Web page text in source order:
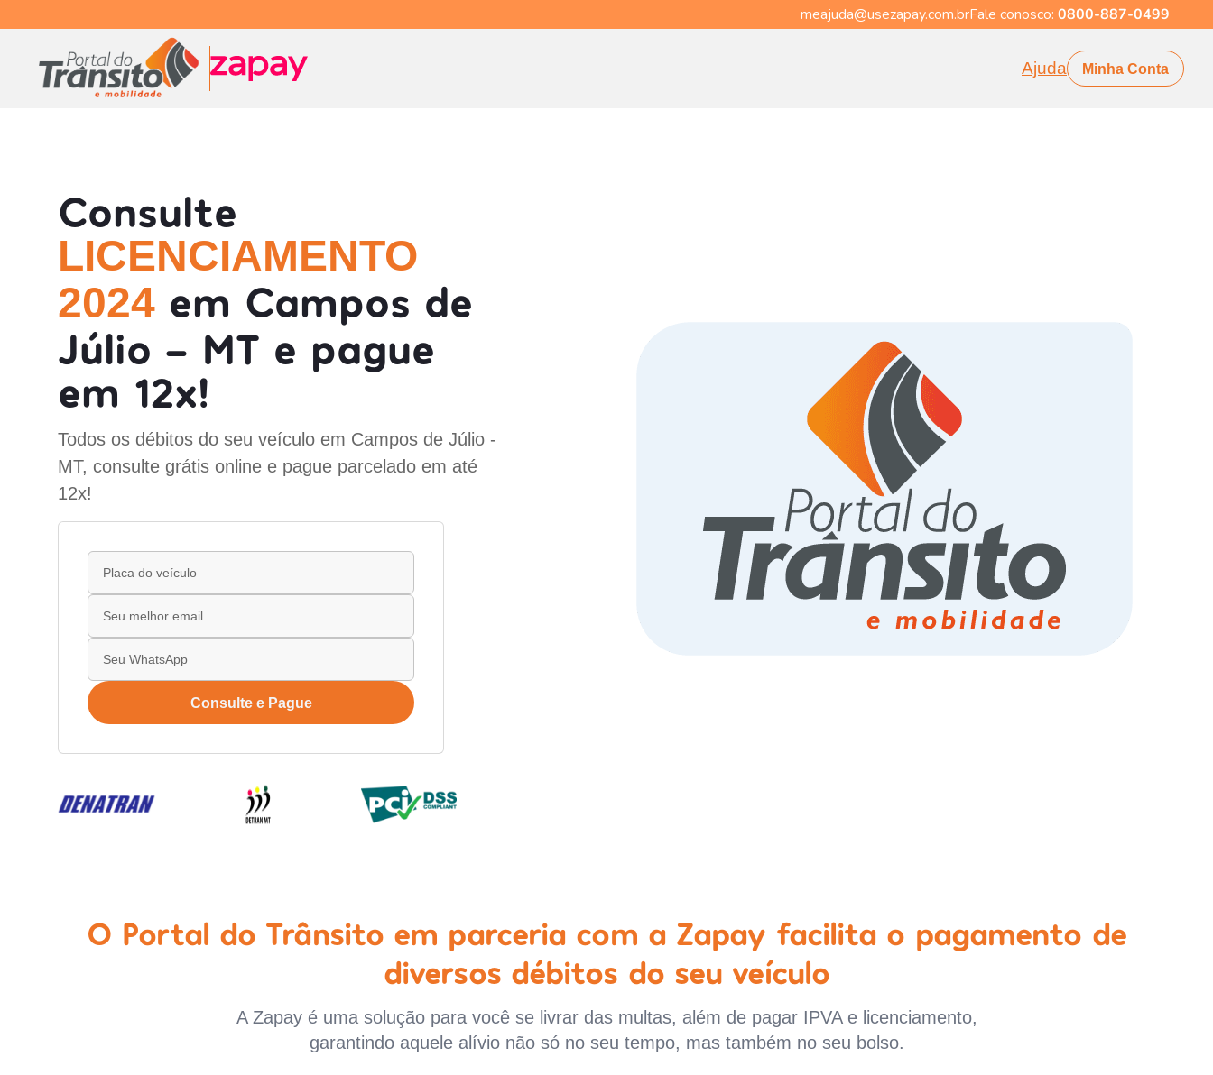
meajuda@usezapay.com.brFale conosco: 0800-887-0499
Ajuda Minha Conta
Consulte
LICENCIAMENTO
2024 em Campos de
Júlio - MT e pague
em 12x!
Todos os débitos do seu veículo em Campos de Júlio -
MT, consulte grátis online e pague parcelado em até
12x!
Consulte e Pague
O Portal do Trânsito em parceria com a Zapay facilita o pagamento de
diversos débitos do seu veículo
A Zapay é uma solução para você se livrar das multas, além de pagar IPVA e licenciamento,
garantindo aquele alívio não só no seu tempo, mas também no seu bolso.